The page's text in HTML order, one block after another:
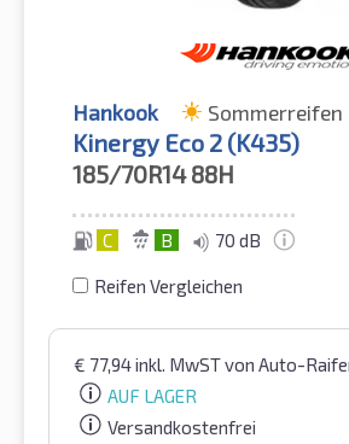
Hankook Sommerreifen
Kinergy Eco 2 (K435)
185/70R14 88H
C B 70 dB
Reifen Vergleichen
€ 77,94inkl. MwSTvon Auto-
AUF LAGER
Versandkostenfrei